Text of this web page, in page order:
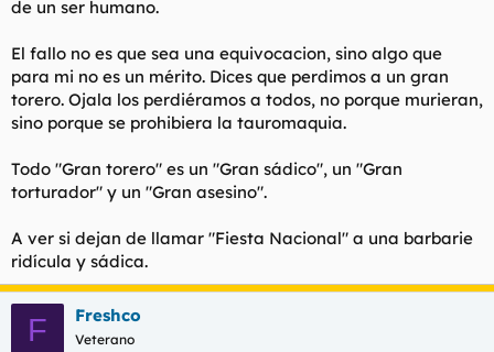
de un ser humano.
El fallo no es que sea una equivocacion, sino algo que
para mi no es un mérito. Dices que perdimos a un gran
torero. Ojala los perdiéramos a todos, no porque murieran,
sino porque se prohibiera la tauromaquia.
Todo "Gran torero" es un "Gran sádico", un "Gran
torturador" y un "Gran asesino".
A ver si dejan de llamar "Fiesta Nacional" a una barbarie
ridícula y sádica.
F Freshco
Veterano